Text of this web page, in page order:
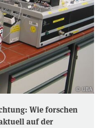
© UBA
Wie forschen
auf der